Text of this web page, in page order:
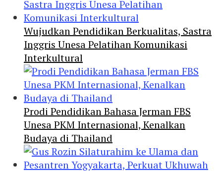
Wujudkan Pendidikan Berkualitas, Sastra
Inggris Unesa Pelatihan Komunikasi
Interkultural
Prodi Pendidikan Bahasa Jerman FBS
Unesa PKM Internasional, Kenalkan
Budaya di Thailand